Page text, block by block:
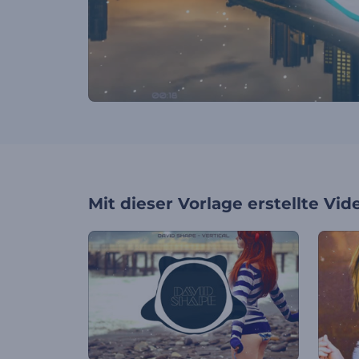
Mit dieser Vorlage erstellte